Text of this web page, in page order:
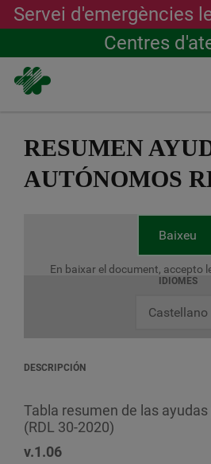
contingut
Servei d'emergències
Centres
RESUMEN
AUTÓNOMOS
Baixeu
En baixar el document, accepto
IDIOMES
Castellano
DESCRIPCIÓN
Tabla resumen de las
(RDL 30-2020)
v.1.06